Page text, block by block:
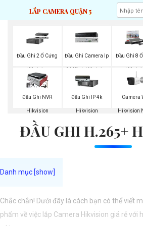
LẮP CAMERA QUẬN 5
Đầu Ghi 2 Ổ Cứng
Hikvision
Đầu Ghi Camera Ip
16 Kênh Hikvision
Đầu Ghi 8
Đầu Ghi NVR
Hikvision
Đầu Ghi IP 4k
Hikvision
Camera
Hikvision
ĐẦU GHI H.265+
Chắc chắn! Dưới đây là cách bạn có thể viết
phẩm về việc lắp Camera Hikvision giá rẻ với